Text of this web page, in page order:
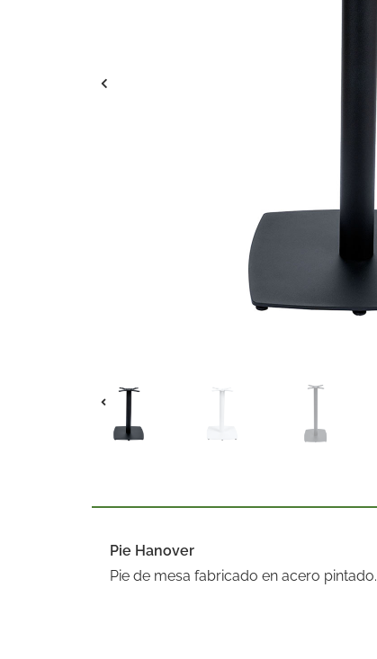
Pie Hanover
Pie de mesa fabricado en acero pintado.